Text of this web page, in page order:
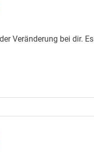
Veränderung bei dir.